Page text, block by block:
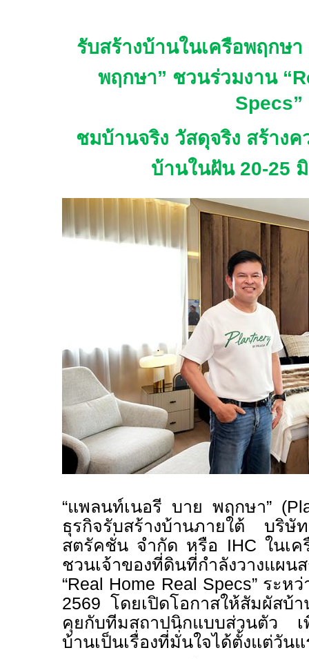
รับสร้างบ้านในเครือพฤกษ
พฤกษา” ชวนร่วมงาน “
Specs”
ชมบ้านจริง วัสดุจริง สร้าง
บ้านในฝัน 20-25
“แพลนท์เนอรี บาย พฤกษา”
ธุรกิจรับสร้างบ้านภายใต้ บ
สตรัคชั่น จำกัด หรือ IHC ในเ
ชวนเจ้าของที่ดินที่กำลังวางแ
“Real Home Real Specs” ระห
2569 โดยเปิดโอกาสให้สัมผัสบ้
คุยกับทีมสถาปนิกแบบส่วนตัว เ
บ้านเป็นเรื่องที่มั่นใจได้ตั้งแต่วัน